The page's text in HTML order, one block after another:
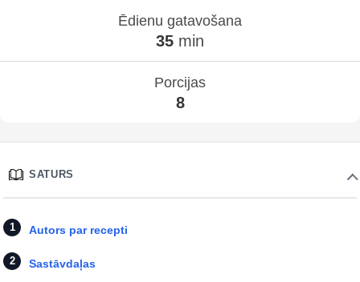
Ēdienu gatavošana
35 min
Porcijas
8
SATURS
Autors par recepti
Sastāvdaļas